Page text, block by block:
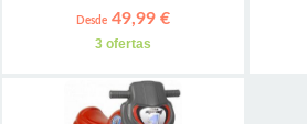
Desde 49,99 €
3 ofertas